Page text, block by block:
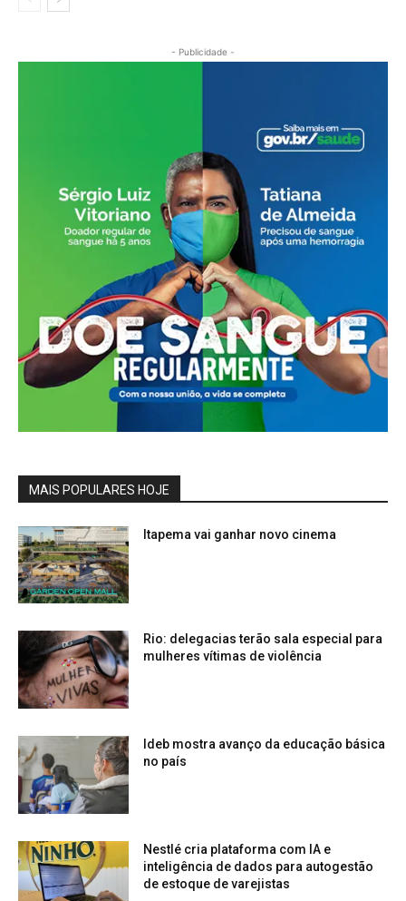
- Publicidade -
MAIS POPULARES HOJE
Itapema vai ganhar novo cinema
Rio: delegacias terão sala especial para
mulheres vítimas de violência
Ideb mostra avanço da educação básica
no país
Nestlé cria plataforma com IA e
inteligência de dados para autogestão
de estoque de varejistas